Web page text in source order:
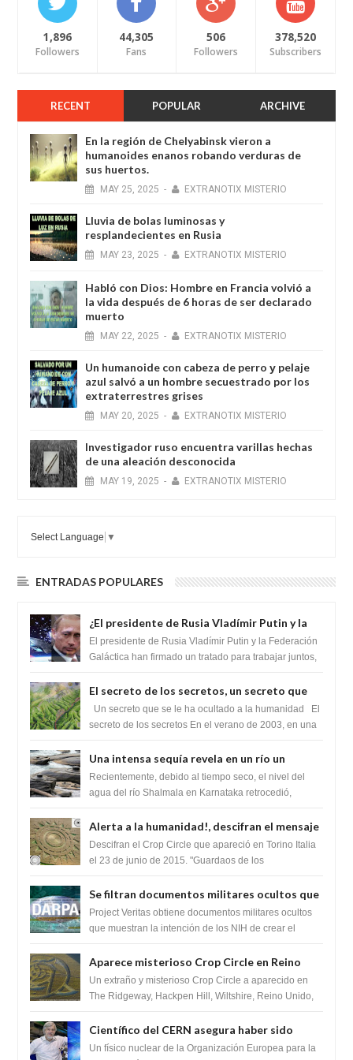
1,896
Followers
44,305
Fans
506
Followers
378,520
Subscribers
RECENT POPULAR ARCHIVE
En la región de Chelyabinsk vieron a
humanoides enanos robando verduras de
sus huertos.
MAY 25, 2025 - EXTRANOTIX MISTERIO
Lluvia de bolas luminosas y
resplandecientes en Rusia
MAY 23, 2025 - EXTRANOTIX MISTERIO
Habló con Dios: Hombre en Francia volvió a
la vida después de 6 horas de ser declarado
muerto
MAY 22, 2025 - EXTRANOTIX MISTERIO
Un humanoide con cabeza de perro у pelaje
azul salvó a un hombre secuestrado por los
extraterrestres grises
MAY 20, 2025 - EXTRANOTIX MISTERIO
Investigador ruso encuentra varillas hechas
de una aleación desconocida
MAY 19, 2025 - EXTRANOTIX MISTERIO
Select Language ▼
ENTRADAS POPULARES
¿El presidente de Rusia Vladímir Putin y la
Federación Galactica han firmado un
tratado para acabar con los Sionistas?
El presidente de Rusia Vladímir Putin y la Federación
Galáctica han firmado un tratado para trabajar juntos,
El secreto de los secretos, un secreto que
cambiaría por completo el destino de la
humanidad
Un secreto que se le ha ocultado a la humanidad El
secreto de los secretos En el verano de 2003, en una
Una intensa sequía revela en un río un
impresionante hallazgo de miles de Shiva
Lingas
Recientemente, debido al tiempo seco, el nivel del
agua del río Shalmala en Karnataka retrocedió,
Alerta a la humanidad!, descifran el mensaje
del Crop Circle de Torino ,Italia
Descifran el Crop Circle que apareció en Torino Italia
el 23 de junio de 2015. "Guardaos de los
Se filtran documentos militares ocultos que
muestran la intención de los NIH de crear el
SARS-CoV-2, utilizando la investigación de
Project Veritas obtiene documentos militares ocultos
que muestran la intención de los NIH de crear el
Aparece misterioso Crop Circle en Reino
Unido 23 de junio 2016
Un extraño y misterioso Crop Circle a aparecido en
The Ridgeway, Hackpen Hill, Wiltshire, Reino Unido,
Científico del CERN asegura haber sido
ayudado por seres de luz durante una
Un físico nuclear de la Organización Europea para la